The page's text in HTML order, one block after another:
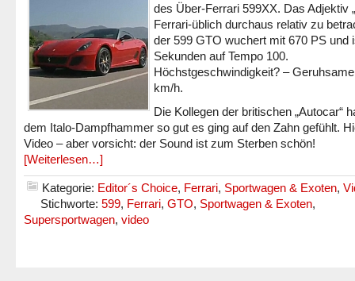
des Über-Ferrari 599XX. Das Adjektiv
Ferrari-üblich durchaus relativ zu
der 599 GTO wuchert mit 670 PS und
Sekunden auf Tempo 100.
Höchstgeschwindigkeit? –
km/h.
Die Kollegen der britischen „Autocar“
dem Italo-Dampfhammer so gut es ging auf den Zahn gefühlt.
Video – aber vorsicht: der Sound ist zum Sterben schön!
[Weiterlesen…]
Kategorie: Editor´s Choice, Ferrari, Sportwagen & Exoten,
Stichworte: 599, Ferrari, GTO, Sportwagen & Exoten,
Supersportwagen, video